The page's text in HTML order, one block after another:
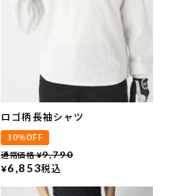
ロゴ柄長袖シャツ
30％OFF
通常価格 ¥9,790
¥6,853税込